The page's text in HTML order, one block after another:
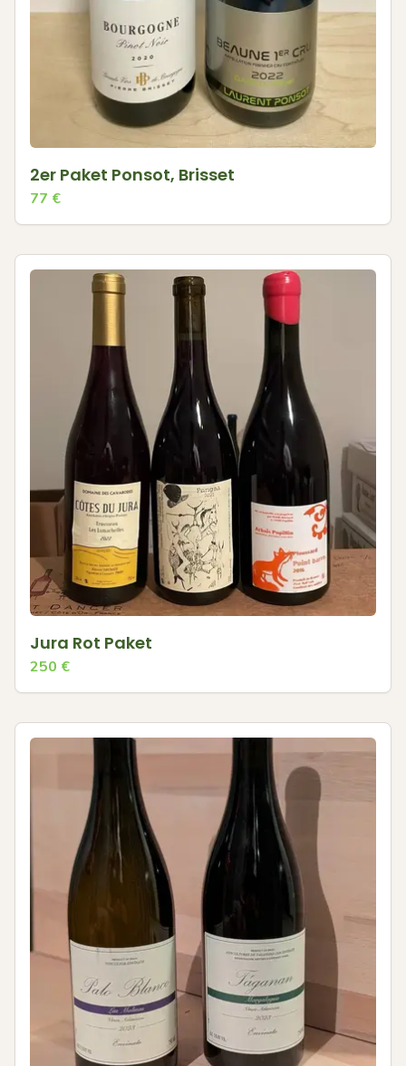
2er Paket Ponsot, Brisset
77 €
Jura Rot Paket
250 €